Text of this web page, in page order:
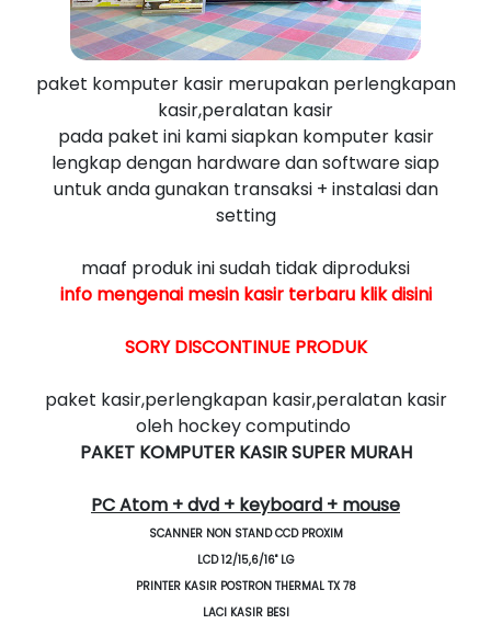
paket komputer kasir merupakan perlengkapan
kasir,peralatan kasir
pada paket ini kami siapkan komputer kasir
lengkap dengan hardware dan software siap
untuk anda gunakan transaksi + instalasi dan
setting
maaf produk ini sudah tidak diproduksi
info mengenai mesin kasir terbaru klik disini
SORY DISCONTINUE PRODUK
paket kasir,perlengkapan kasir,peralatan kasir
oleh hockey computindo
PAKET KOMPUTER KASIR SUPER MURAH
PC Atom + dvd + keyboard + mouse
SCANNER NON STAND CCD PROXIM
LCD 12/15,6/16" LG
PRINTER KASIR POSTRON THERMAL TX 78
LACI KASIR BESI